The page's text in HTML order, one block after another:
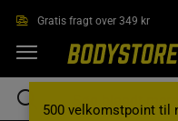
Gratis fragt over 349 kr
500 velkomstpoint til